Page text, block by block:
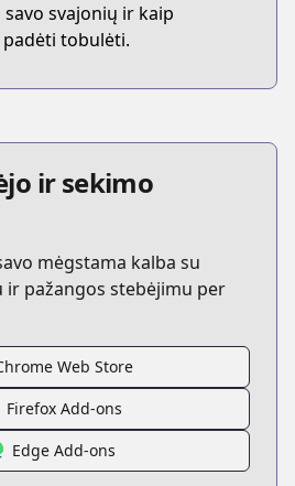
svajonių ir kaip
tobulėti.
ir sekimo
mėgstama kalba su
pažangos stebėjimu per
Web Store
Firefox Add-ons
Edge Add-ons